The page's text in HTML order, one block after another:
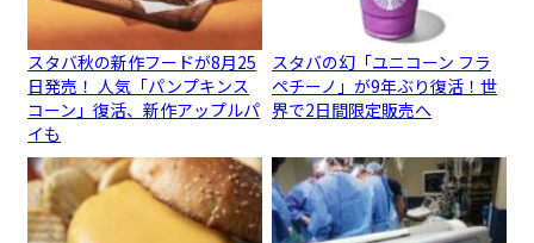
スタバ秋の新作フードが8月25
日発売！ 人気「パンプキンス
コーン」復活、新作アップルパ
イも
スタバの幻「ユニコーン フラ
ペチーノ」が9年ぶり復活！世
界で2日間限定販売へ